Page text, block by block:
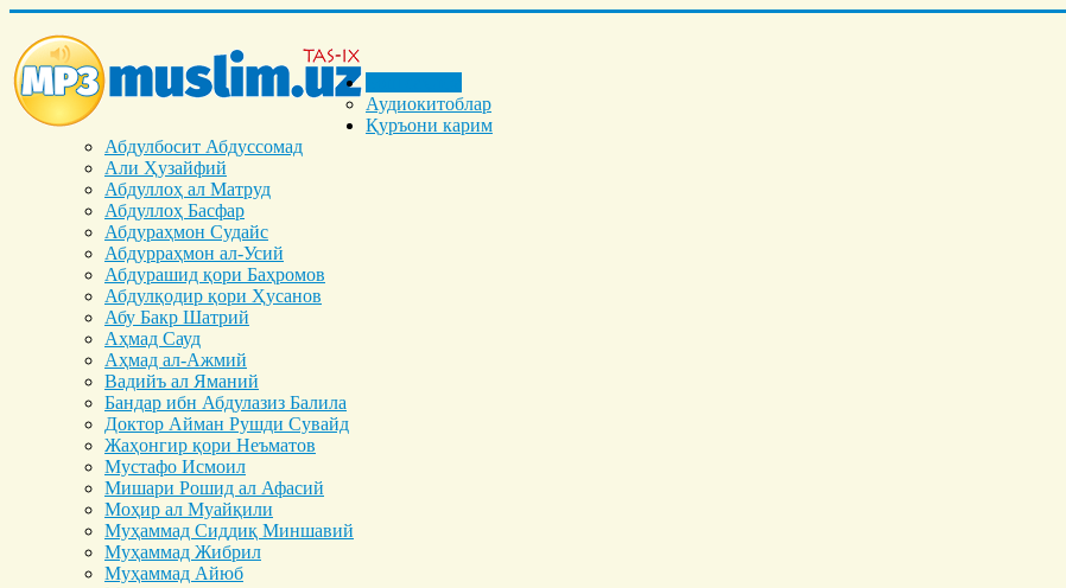
Аудиокитоблар
Қуръони карим
Абдулбосит Абдуссомад
Али Ҳузайфий
Абдуллоҳ ал Матруд
Абдуллоҳ Басфар
Абдураҳмон Судайс
Абдурраҳмон ал-Усий
Абдурашид қори Баҳромов
Абдулқодир қори Ҳусанов
Абу Бакр Шатрий
Аҳмад Сауд
Аҳмад ал-Ажмий
Вадийъ ал Яманий
Бандар ибн Абдулазиз Балила
Доктор Айман Рушди Сувайд
Жаҳонгир қори Неъматов
Мустафо Исмоил
Мишари Рошид ал Афасий
Моҳир ал Муайқили
Муҳаммад Cиддиқ Миншавий
Муҳаммад Жибрил
Муҳаммад Айюб